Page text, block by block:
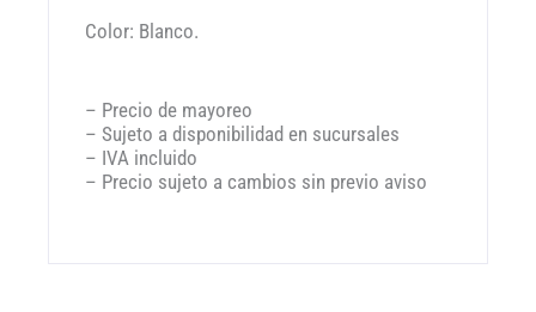
Color: Blanco.
– Precio de mayoreo
– Sujeto a disponibilidad en sucursales
– IVA incluido
– Precio sujeto a cambios sin previo aviso